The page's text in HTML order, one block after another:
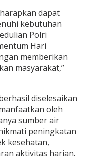
dapat
kebutuhan
Polri
Hari
memberikan
masyarakat,”
diselesaikan
oleh
sumber air
peningkatan
kesehatan,
aktivitas harian.